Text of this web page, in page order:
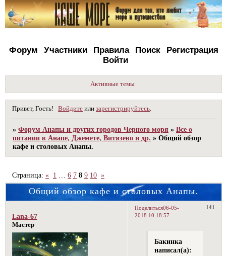
Форум Участники Правила Поиск
Регистрация
Войти
Активные темы
Привет, Гость! Войдите илизарегистрируйтесь
»Форум Анапы и других городов Черного моря »Все о
питании в Анапе, Джемете, Витязево и др. »Общий обзор
кафе и столовых Анапы.
Общий обзор кафе и столовых Анапы.
Страница:« 1 6 7 8 9 10 »
Поделиться 141
06-05-
2018 10:18:57
Lana-67
Мастер
Бакинка
написал(а):